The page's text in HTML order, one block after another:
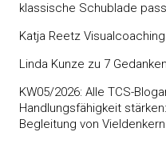
klassische Schublade
Katja Reetz Visualcoaching
Linda Kunze zu 7
KW05/2026: Alle TCS-
Handlungsfähigkeit
Begleitung von